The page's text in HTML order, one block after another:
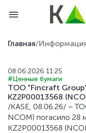
Главная/
08.06.2026 11:25
#Ценные бумаги
ТОО "Fincraft Group"
KZ2P00013568
/KASE, 08.06.26/ –
NCOM) погасило 28
KZ2P00013568